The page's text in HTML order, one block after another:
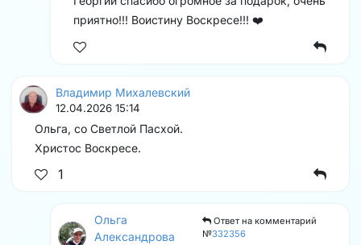
приятно!!! Воистину Воскресе!!! ❤️
Владимир Михалевский
12.04.2026 15:14
Ольга, со Светлой Пасхой.
Христос Воскресе.
1
Ольга
Александрова
Ответ на комментарий
№332356